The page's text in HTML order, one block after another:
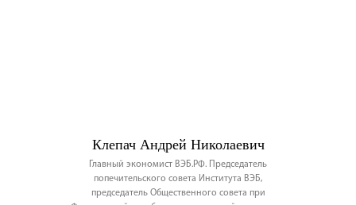
Клепач Андрей Николаевич
Главный экономист ВЭБ.РФ. Председатель
попечительского совета Института ВЭБ,
председатель Общественного совета при